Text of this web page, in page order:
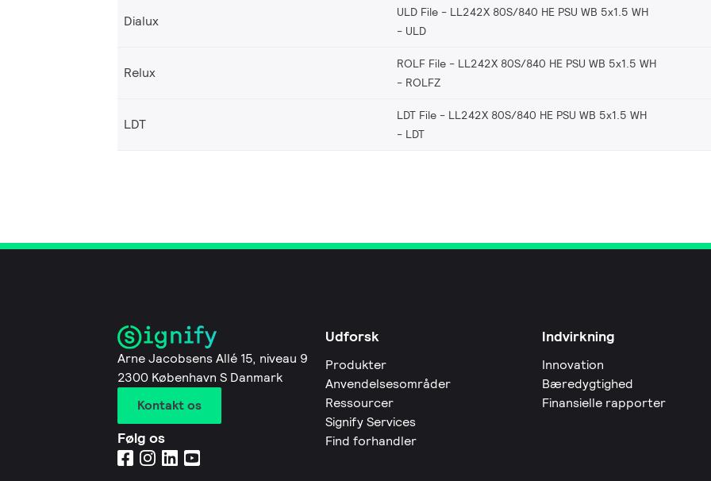
Dialux
ULD File - LL242X 80S/840 HE PSU WB 5x1.5 WH
ULD
Relux
ROLF File - LL242X 80S/840 HE PSU WB 5x1.5 WH
ROLFZ
LDT
LDT File - LL242X 80S/840 HE PSU WB 5x1.5 WH
LDT
Arne Jacobsens Allé 15, niveau 9
2300 København S Danmark
Kontakt os
Følg os
Udforsk
Produkter
Anvendelsesområder
Ressourcer
Signify Services
Find forhandler
Indvirkning
Innovation
Bæredygtighed
Finansielle rapporter